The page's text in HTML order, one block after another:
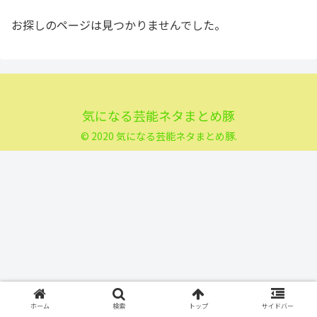
お探しのページは見つかりませんでした。
気になる芸能ネタまとめ豚
© 2020 気になる芸能ネタまとめ豚.
ホーム 検索 トップ サイドバー